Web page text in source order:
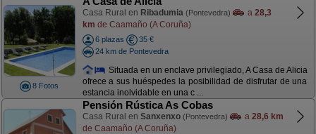
8 Fotos
Casa Rural en Ribadumia (Pontevedra) a 28,3
km de Caamaño (A Coruña)
6 plazas
35 €
24 km de Pontevedra
Situada en un enclave privilegiado, A Casa de Alicia
ofrece a sus huéspedes la posibilidad de disfrutar de una
estancia inolvidable en una c ...
Pensión Rústica As Cobas
Casa Rural en Sanxenxo (Pontevedra) a 28,6 km
de Caamaño (A Coruña)